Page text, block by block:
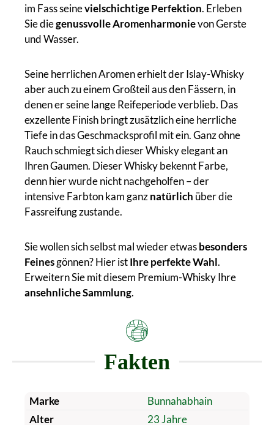
im Fass seinevielschichtige Perfektion. Erleben
Sie diegenussvolle Aromenharmonievon Gerste
und Wasser.
Seine herrlichen Aromen erhielt der Islay-Whisky
aber auch zu einem Großteil aus den Fässern, in
denen er seine lange Reifeperiode verblieb. Das
exzellente Finish bringt zusätzlich eine herrliche
Tiefe in das Geschmacksprofil mit ein. Ganz ohne
Rauch schmiegt sich dieser Whisky elegant an
Ihren Gaumen. Dieser Whisky bekennt Farbe,
denn hier wurde nicht nachgeholfen – der
intensive Farbton kam ganznatürlich über die
Fassreifung zustande.
Sie wollen sich selbst mal wieder etwasbesonders
Feinesgönnen? Hier istIhre perfekte Wahl.
Erweitern Sie mit diesem Premium-Whisky Ihre
ansehnliche Sammlung.
Fakten
Marke
Bunnahabhain
Alter
23 Jahre